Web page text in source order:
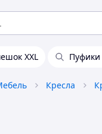
XXL
Кресла